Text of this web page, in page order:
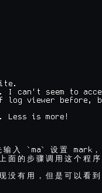
I can't seem to
log viewer before,
Less is more!
输 入 `ma` 设 置 mark ，
面 的 步 骤 调 用 这 个 程 序
没 有 用 ， 但 是 可 以 看 到